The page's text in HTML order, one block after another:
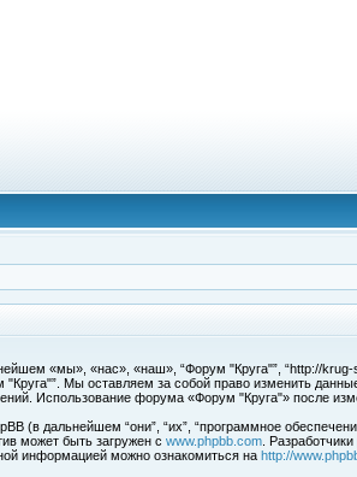
«мы», «нас», «наш», “Форум "Круга"”, “http://
"Круга"”. Мы оставляем за собой право изменить
Использование форума «Форум "Круга"» после
(в дальнейшем “они”, “их”, “программное
может быть загружен с www.phpbb.com .
информацией можно ознакомиться на http://